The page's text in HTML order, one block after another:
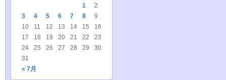
« 7月
1
2
3
4 5 6 7 8
9
10
11 12 13 14 15
16
17
18 19 20 21 22
23
24
25 26 27 28 29
30
31